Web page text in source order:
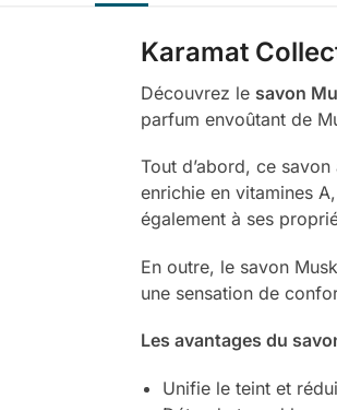
Karamat
Découvrez le savon
parfum envoûtant de
Tout d’abord, ce
enrichie en vitamines
également à ses
En outre, le savon
une sensation de
Les avantages du
Unifie le teint et